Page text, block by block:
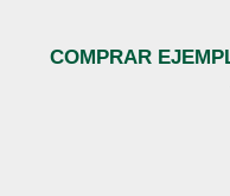
COMPRAR